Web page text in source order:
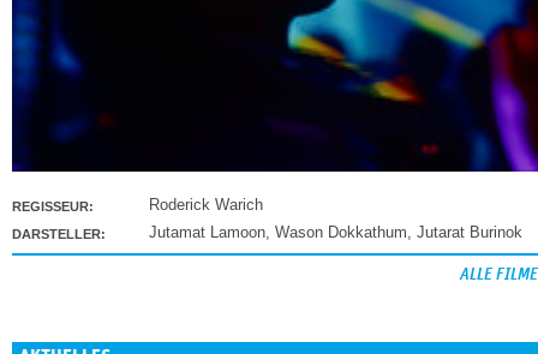
REGISSEUR: Roderick Warich
DARSTELLER: Jutamat Lamoon, Wason Dokkathum, Jutarat Burinok
ALLE FILME